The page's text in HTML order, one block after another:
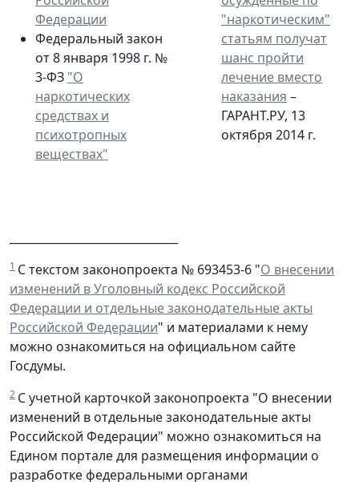
Федерации
Федеральный закон
от 8 января 1998 г. №
3-ФЗ "О
наркотических
средствах и
психотропных
веществах"
"наркотическим"
статьям получат
шанс пройти
лечение вместо
наказания –
ГАРАНТ.РУ, 13
октября 2014 г.
1 С текстом законопроекта № 693453-6 "О внесении
изменений в Уголовный кодекс Российской
Федерации и отдельные законодательные акты
Российской Федерации" и материалами к нему
можно ознакомиться на официальном сайте
Госдумы.
2 С учетной карточкой законопроекта "О внесении
изменений в отдельные законодательные акты
Российской Федерации" можно ознакомиться на
Едином портале для размещения информации о
разработке федеральными органами